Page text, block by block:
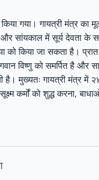
गया। गायत्री मंत्र का
सांयकाल में सूर्य देवता के
को किया जा सकता है।
विष्णु को समर्पित है और
मुख्यतः गायत्री मंत्र में
कर्मों को शुद्ध करना,